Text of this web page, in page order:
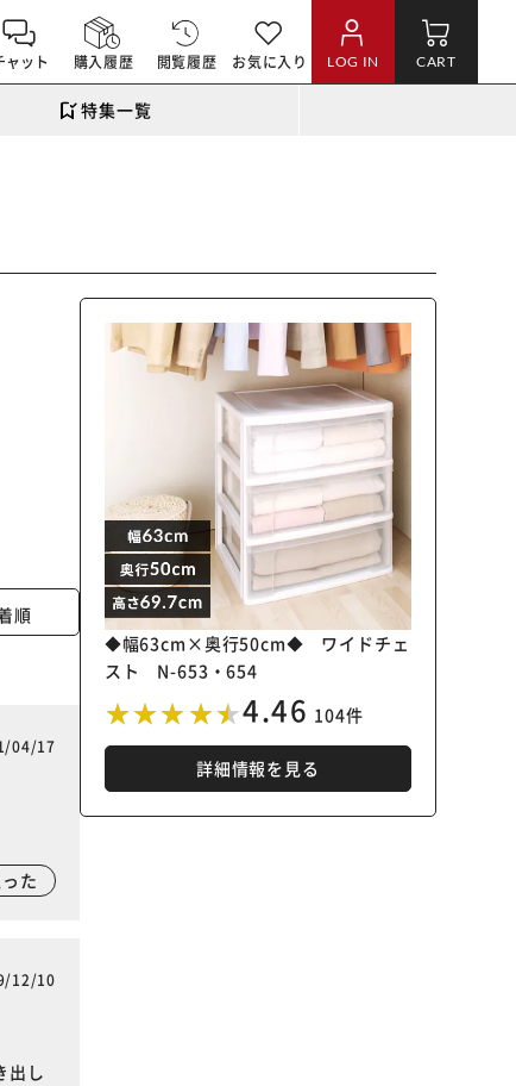
ャット 購入履歴 閲覧履歴 お気に入り LOG IN CART
特集一覧
◆幅63cm×奥行50cm◆ ワイドチェ
スト N-653・654
4.46 104件
詳細情報を見る
順
04/17
た
12/10
出し